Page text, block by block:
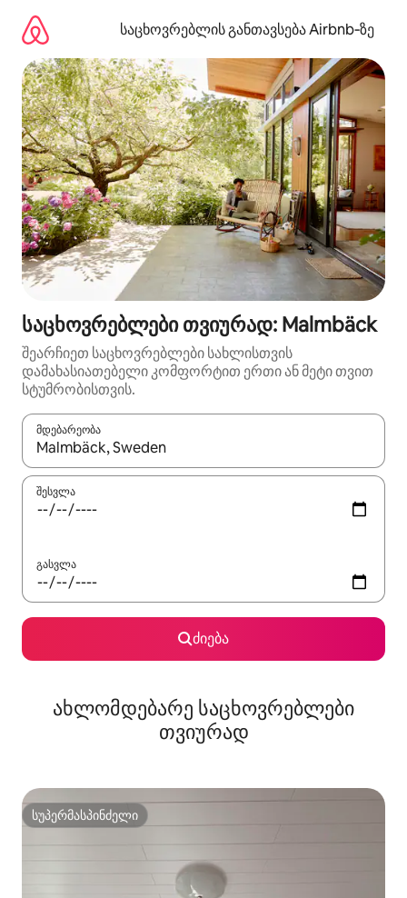
გადასვლა
საცხოვრებლის განთავსება Airbnb‑ზე
საცხოვრებლები თვიურად: Malmbäck
შეარჩიეთ საცხოვრებლები სახლისთვის
დამახასიათებელი კომფორტით ერთი ან მეტი თვით
სტუმრობისთვის.
მდებარეობა
როცა შედეგები ხელმისაწვდომი გახდება, ნავიგაციისთვის
შესვლა
გასვლა
ძიება
ახლომდებარე საცხოვრებლები
თვიურად
სუპერმასპინძელი
სუპერმასპინძელი